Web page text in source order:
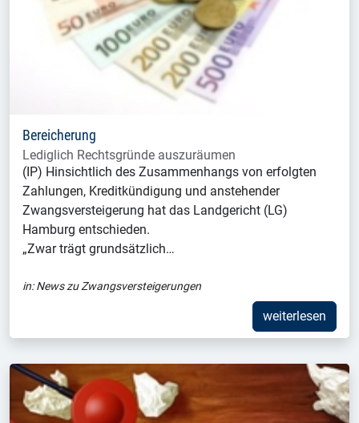
Bereicherung
Lediglich Rechtsgründe auszuräumen
(IP) Hinsichtlich des Zusammenhangs von erfolgten
Zahlungen, Kreditkündigung und anstehender
Zwangsversteigerung hat das Landgericht (LG)
Hamburg entschieden.
„Zwar trägt grundsätzlich…
in:News zu Zwangsversteigerungen
weiterlesen